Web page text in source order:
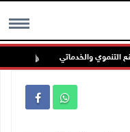
MENU والخدماتي